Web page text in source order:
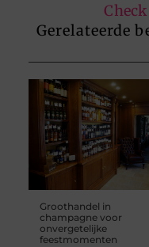
Gerelateerde
Groothandel in
champagne voor
onvergetelijke
feestmomenten